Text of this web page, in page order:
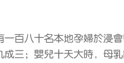
百八十名本地孕婦於浸
三；嬰兒十天大時，母